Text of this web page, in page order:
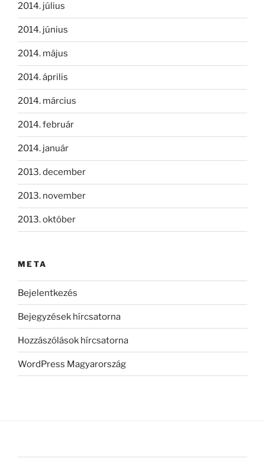
2014. július
2014. június
2014. május
2014. április
2014. március
2014. február
2014. január
2013. december
2013. november
2013. október
META
Bejelentkezés
Bejegyzések hírcsatorna
Hozzászólások hírcsatorna
WordPress Magyarország